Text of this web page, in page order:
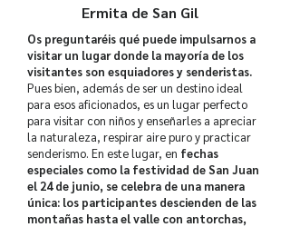
Ermita de San Gil
Os preguntaréis qué puede impulsarnos a
visitar un lugar donde la mayoría de los
visitantes son esquiadores y senderistas.
Pues bien, además de ser un destino ideal
para esos aficionados, es un lugar perfecto
para visitar con niños y enseñarles a apreciar
la naturaleza, respirar aire puro y practicar
senderismo. En este lugar, en fechas
especiales como la festividad de San Juan
el 24 de junio, se celebra de una manera
única: los participantes descienden de las
montañas hasta el valle con antorchas,